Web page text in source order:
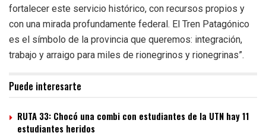
fortalecer este servicio histórico, con recursos propios y
con una mirada profundamente federal. El Tren Patagónico
es el símbolo de la provincia que queremos: integración,
trabajo y arraigo para miles de rionegrinos y rionegrinas”.
Puede interesarte
RUTA 33: Chocó una combi con estudiantes de la UTN hay 11
estudiantes heridos